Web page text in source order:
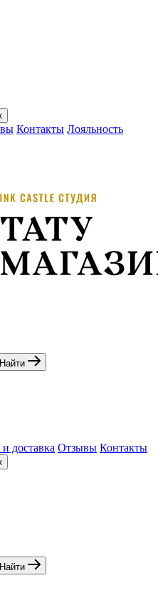
Контакты Лояльность
Найти
доставка Отзывы Контакты
Найти